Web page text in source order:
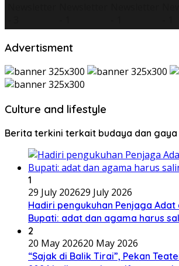
Advertisment
Culture and lifestyle
Berita terkini terkait budaya dan gaya
1
29 July 202629 July 2026
Hadiri pengukuhan Penjaga Adat
Bupati: adat dan agama harus
2
20 May 202620 May 2026
“Sajak di Balik Tirai”, Pekan